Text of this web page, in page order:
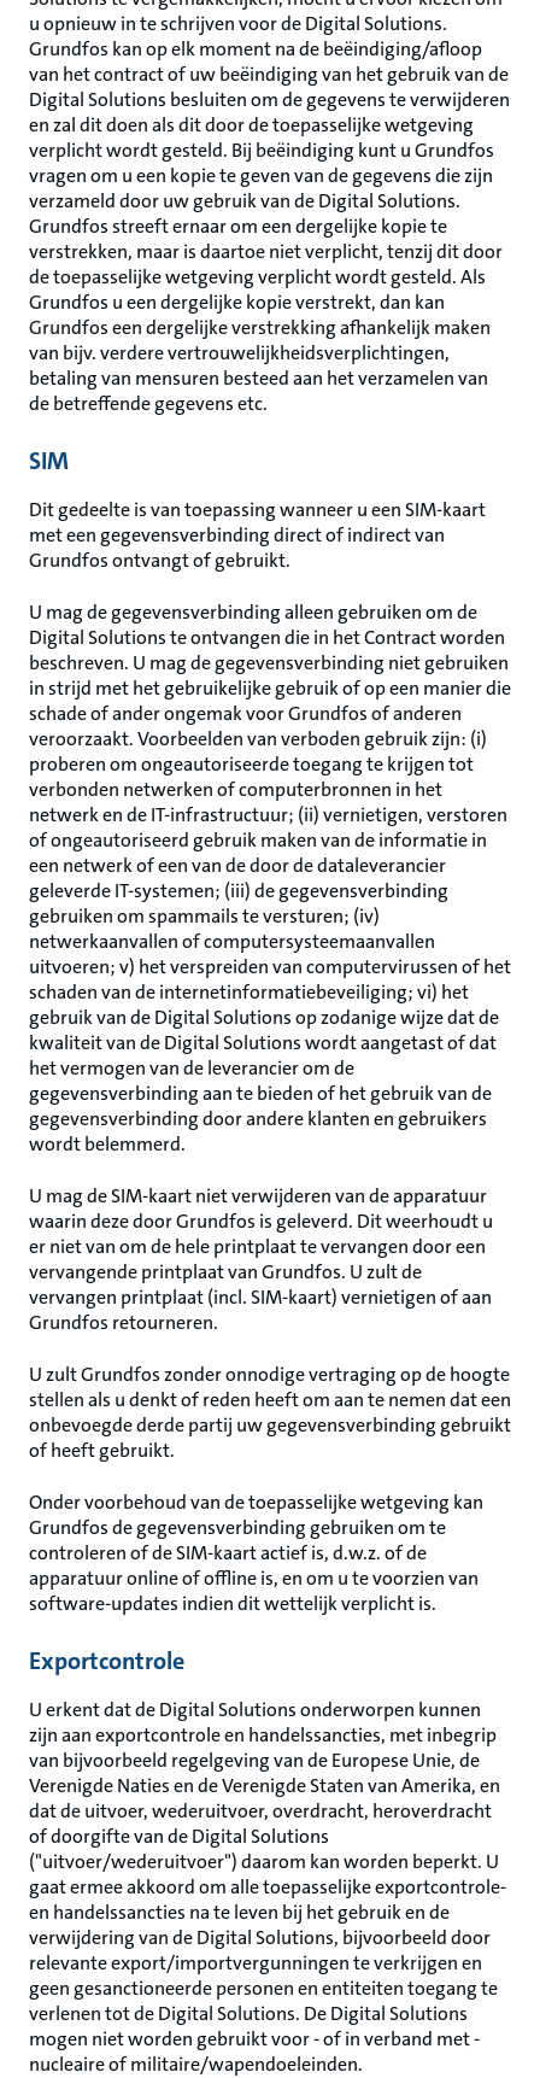
u opnieuw in te schrijven voor de Digital Solutions.
Grundfos kan op elk moment na de beëindiging/afloop
van het contract of uw beëindiging van het gebruik van de
Digital Solutions besluiten om de gegevens te verwijderen
en zal dit doen als dit door de toepasselijke wetgeving
verplicht wordt gesteld. Bij beëindiging kunt u Grundfos
vragen om u een kopie te geven van de gegevens die zijn
verzameld door uw gebruik van de Digital Solutions.
Grundfos streeft ernaar om een dergelijke kopie te
verstrekken, maar is daartoe niet verplicht, tenzij dit door
de toepasselijke wetgeving verplicht wordt gesteld. Als
Grundfos u een dergelijke kopie verstrekt, dan kan
Grundfos een dergelijke verstrekking afhankelijk maken
van bijv. verdere vertrouwelijkheidsverplichtingen,
betaling van mensuren besteed aan het verzamelen van
de betreffende gegevens etc.
SIM
Dit gedeelte is van toepassing wanneer u een SIM-kaart
met een gegevensverbinding direct of indirect van
Grundfos ontvangt of gebruikt.
U mag de gegevensverbinding alleen gebruiken om de
Digital Solutions te ontvangen die in het Contract worden
beschreven. U mag de gegevensverbinding niet gebruiken
in strijd met het gebruikelijke gebruik of op een manier die
schade of ander ongemak voor Grundfos of anderen
veroorzaakt. Voorbeelden van verboden gebruik zijn: (i)
proberen om ongeautoriseerde toegang te krijgen tot
verbonden netwerken of computerbronnen in het
netwerk en de IT-infrastructuur; (ii) vernietigen, verstoren
of ongeautoriseerd gebruik maken van de informatie in
een netwerk of een van de door de dataleverancier
geleverde IT-systemen; (iii) de gegevensverbinding
gebruiken om spammails te versturen; (iv)
netwerkaanvallen of computersysteemaanvallen
uitvoeren; v) het verspreiden van computervirussen of het
schaden van de internetinformatiebeveiliging; vi) het
gebruik van de Digital Solutions op zodanige wijze dat de
kwaliteit van de Digital Solutions wordt aangetast of dat
het vermogen van de leverancier om de
gegevensverbinding aan te bieden of het gebruik van de
gegevensverbinding door andere klanten en gebruikers
wordt belemmerd.
U mag de SIM-kaart niet verwijderen van de apparatuur
waarin deze door Grundfos is geleverd. Dit weerhoudt u
er niet van om de hele printplaat te vervangen door een
vervangende printplaat van Grundfos. U zult de
vervangen printplaat (incl. SIM-kaart) vernietigen of aan
Grundfos retourneren.
U zult Grundfos zonder onnodige vertraging op de hoogte
stellen als u denkt of reden heeft om aan te nemen dat een
onbevoegde derde partij uw gegevensverbinding gebruikt
of heeft gebruikt.
Onder voorbehoud van de toepasselijke wetgeving kan
Grundfos de gegevensverbinding gebruiken om te
controleren of de SIM-kaart actief is, d.w.z. of de
apparatuur online of offline is, en om u te voorzien van
software-updates indien dit wettelijk verplicht is.
Exportcontrole
U erkent dat de Digital Solutions onderworpen kunnen
zijn aan exportcontrole en handelssancties, met inbegrip
van bijvoorbeeld regelgeving van de Europese Unie, de
Verenigde Naties en de Verenigde Staten van Amerika, en
dat de uitvoer, wederuitvoer, overdracht, heroverdracht
of doorgifte van de Digital Solutions
("uitvoer/wederuitvoer") daarom kan worden beperkt. U
gaat ermee akkoord om alle toepasselijke exportcontrole-
en handelssancties na te leven bij het gebruik en de
verwijdering van de Digital Solutions, bijvoorbeeld door
relevante export/importvergunningen te verkrijgen en
geen gesanctioneerde personen en entiteiten toegang te
verlenen tot de Digital Solutions. De Digital Solutions
mogen niet worden gebruikt voor - of in verband met -
nucleaire of militaire/wapendoeleinden.